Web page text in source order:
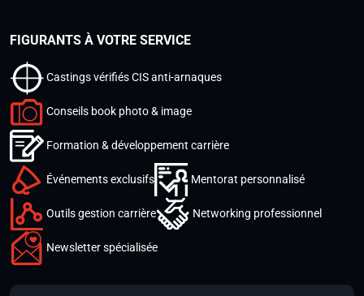
FIGURANTS À VOTRE SERVICE
Castings vérifiés CIS anti-arnaques
Conseils book photo & image
Formation & développement carrière
Événements exclusifs Mentorat personnalisé
Outils gestion carrière Networking professionnel
Newsletter spécialisée